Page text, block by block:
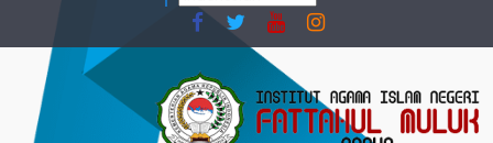
Pembekalan KKN: Bangun Komunikasi Aktif dengan
Masyarakat
PMB Jalur Mandiri: Peserta Ujian Dari Lanny Jaya Hingga
Maluku